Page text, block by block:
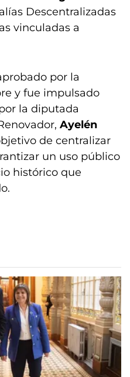
Descentralizadas
vinculadas a
por la
y fue impulsado
la diputada
Ayelén
de centralizar
un uso público
histórico que